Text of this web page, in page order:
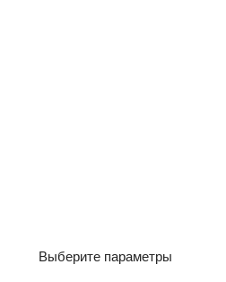
Выберите параметры